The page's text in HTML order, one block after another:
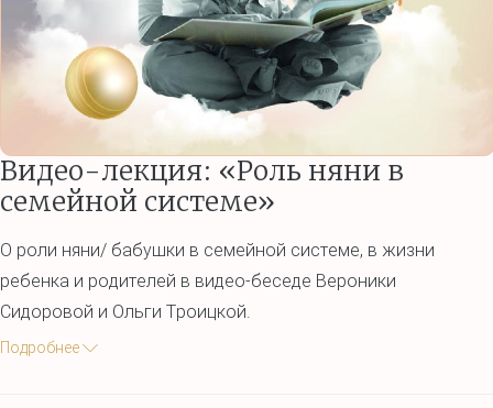
Видео-лекция: «Роль няни в
семейной системе»
О роли няни/ бабушки в семейной системе, в жизни
ребенка и родителей в видео-беседе Вероники
Сидоровой и Ольги Троицкой.
Подробнее